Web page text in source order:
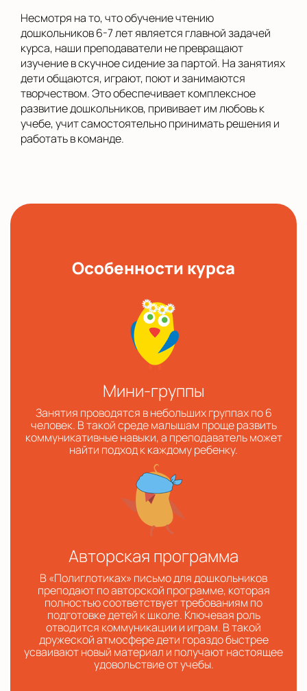
Несмотря на то, что обучение чтению
дошкольников 6-7 лет является главной задачей
курса, наши преподаватели не превращают
изучение в скучное сидение за партой. На занятиях
дети общаются, играют, поют и занимаются
творчеством. Это обеспечивает комплексное
развитие дошкольников, прививает им любовь к
учебе, учит самостоятельно принимать решения и
работать в команде.
Особенности курса
Мини-группы
Занятия проводятся в небольших группах по 6
человек. В такой среде малышам проще развить
коммуникативные навыки, а преподаватель может
найти подход к каждому ребенку.
Авторская программа
В «Полиглотиках» письмо для дошкольников
преподают по авторской программе, которая
полностью соответствует требованиям по
подготовке детей к школе. Ключевая роль
отводится коммуникации и играм. В такой
дружеской атмосфере дети гораздо быстрее
усваивают новый материал и получают настоящее
удовольствие от учебы.